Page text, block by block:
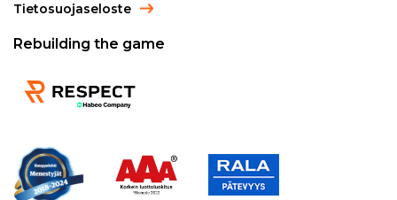
Tietosuojaseloste
Rebuilding the game